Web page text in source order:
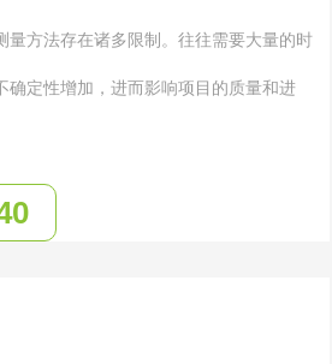
方法存在诸多限制。往往需要大量的时
确定性增加，进而影响项目的质量和进